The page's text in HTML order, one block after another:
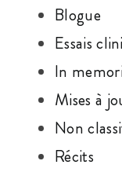
Blogue
Essais
In
Mises à
Non
Récits